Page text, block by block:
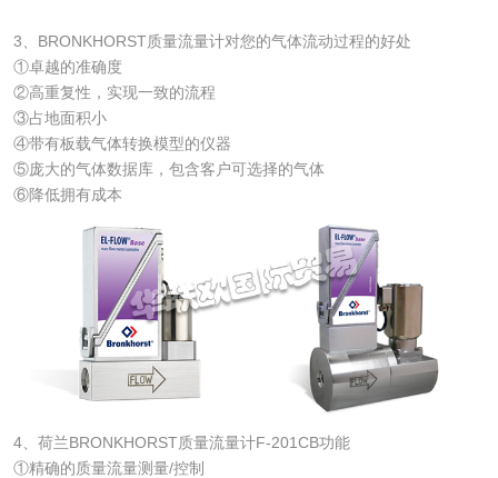
3、BRONKHORST质量流量计对您的气体流动过程的好处
①卓越的准确度
②高重复性，实现一致的流程
③占地面积小
④带有板载气体转换模型的仪器
⑤庞大的气体数据库，包含客户可选择的气体
⑥降低拥有成本
4、荷兰BRONKHORST质量流量计F-201CB功能
①精确的质量流量测量/控制